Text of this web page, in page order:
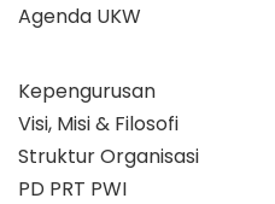
Agenda UKW
Kepengurusan
Visi, Misi & Filosofi
Struktur Organisasi
PD PRT PWI